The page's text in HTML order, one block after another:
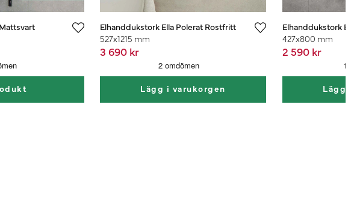
Elhanddukstork Ella Polerat Rostfritt
527x1215 mm
3 690 kr
Lägg i varukorgen
Elhanddukstork
427x800 mm
2 590 kr
Lägg